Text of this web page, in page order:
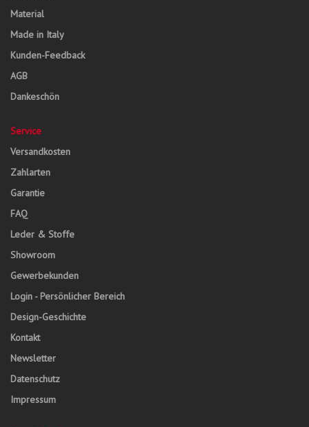
Material
Made in Italy
Kunden-Feedback
AGB
Dankeschön
Service
Versandkosten
Zahlarten
Garantie
FAQ
Leder & Stoffe
Showroom
Gewerbekunden
Login - Persönlicher Bereich
Design-Geschichte
Kontakt
Newsletter
Datenschutz
Impressum